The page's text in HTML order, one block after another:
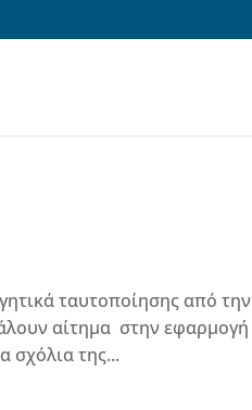
ταυτοποίησης από την
αίτημα στην εφαρμογή
σχόλια της...